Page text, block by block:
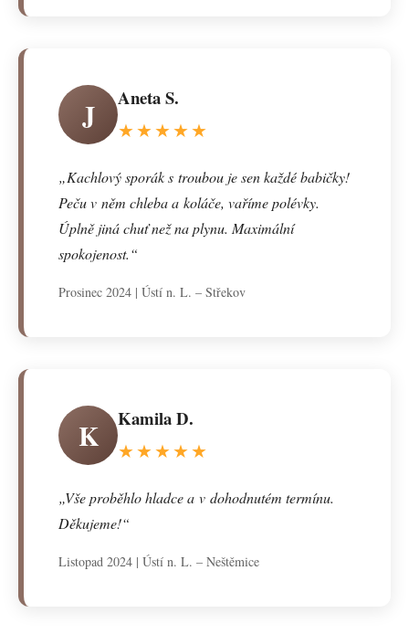
J
Aneta S.
★★★★★
„Kachlový sporák s troubou je sen každé babičky!
Peču v něm chleba a koláče, vaříme polévky.
Úplně jiná chuť než na plynu. Maximální
spokojenost.“
Prosinec 2024 | Ústí n. L. – Střekov
K
Kamila D.
★★★★★
„Vše proběhlo hladce a v dohodnutém termínu.
Děkujeme!“
Listopad 2024 | Ústí n. L. – Neštěmice